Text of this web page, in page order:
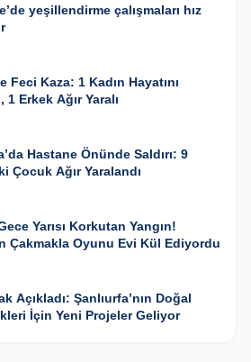
yeşillendirme çalışmaları hız
Feci Kaza: 1 Kadın Hayatını
1 Erkek Ağır Yaralı
Hastane Önünde Saldırı: 9
Çocuk Ağır Yaralandı
Yarısı Korkutan Yangın!
Çakmakla Oyunu Evi Kül Ediyordu
Açıkladı: Şanlıurfa’nın Doğal
İçin Yeni Projeler Geliyor